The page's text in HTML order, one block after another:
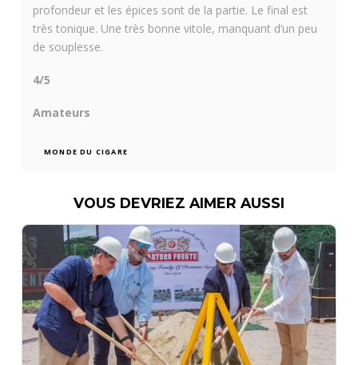
profondeur et les épices sont de la partie. Le final est
très tonique. Une très bonne vitole, manquant d’un peu
de souplesse.
4/5
Amateurs
MONDE DU CIGARE
VOUS DEVRIEZ AIMER AUSSI